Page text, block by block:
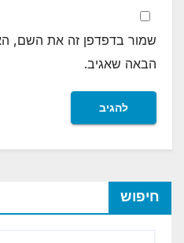
שמור בדפדפן זה את השם,
הבאה שאגיב.
חיפוש